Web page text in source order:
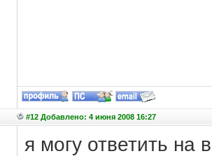
#12 Добавлено: 4 июня 2008 16:27
я могу ответить на